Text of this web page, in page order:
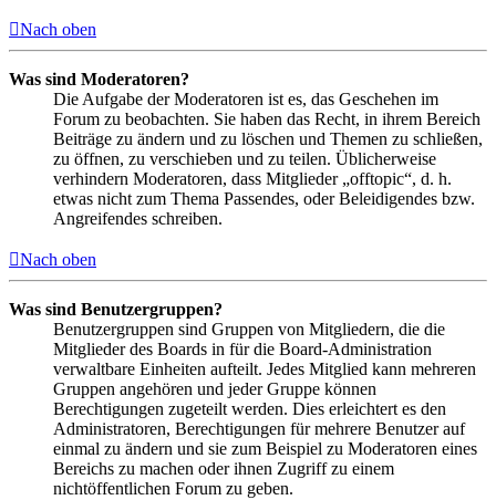
Nach oben
Was sind Moderatoren?
Die Aufgabe der Moderatoren ist es, das Geschehen im
Forum zu beobachten. Sie haben das Recht, in ihrem Bereich
Beiträge zu ändern und zu löschen und Themen zu schließen,
zu öffnen, zu verschieben und zu teilen. Üblicherweise
verhindern Moderatoren, dass Mitglieder „offtopic“, d. h.
etwas nicht zum Thema Passendes, oder Beleidigendes bzw.
Angreifendes schreiben.
Nach oben
Was sind Benutzergruppen?
Benutzergruppen sind Gruppen von Mitgliedern, die die
Mitglieder des Boards in für die Board-Administration
verwaltbare Einheiten aufteilt. Jedes Mitglied kann mehreren
Gruppen angehören und jeder Gruppe können
Berechtigungen zugeteilt werden. Dies erleichtert es den
Administratoren, Berechtigungen für mehrere Benutzer auf
einmal zu ändern und sie zum Beispiel zu Moderatoren eines
Bereichs zu machen oder ihnen Zugriff zu einem
nichtöffentlichen Forum zu geben.